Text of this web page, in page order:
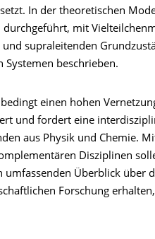
In der theoretischen
mit
supraleitenden
Systemen beschrieben.
einen hohen
und fordert eine
aus Physik und Chemie.
Disziplinen
umfassenden Überblick über
Forschung